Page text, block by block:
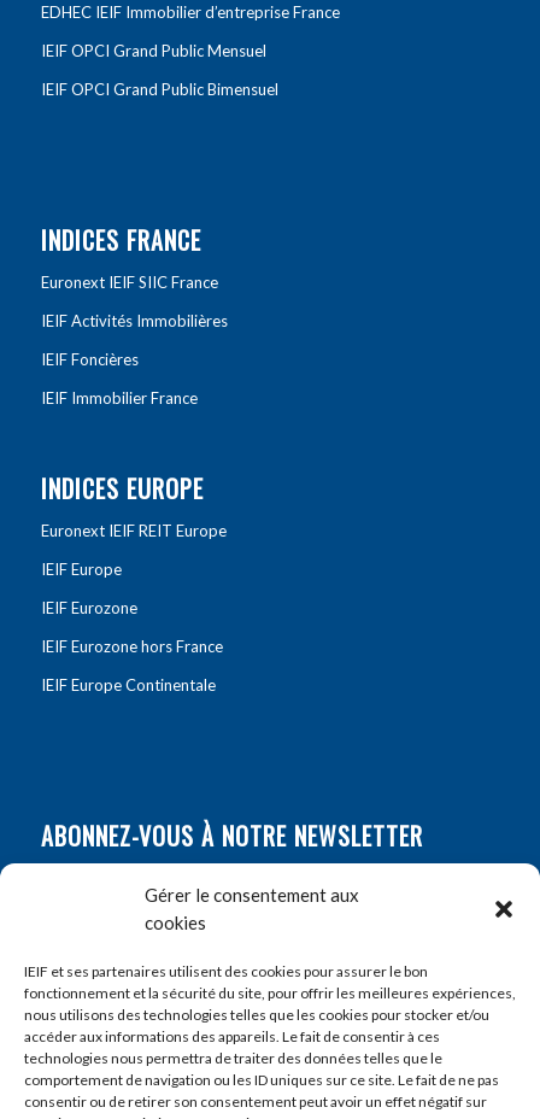
Gérer le consentement aux
cookies
IEIF et ses partenaires utilisent des cookies pour assurer le bon
fonctionnement et la sécurité du site, pour offrir les meilleures expériences,
nous utilisons des technologies telles que les cookies pour stocker et/ou
accéder aux informations des appareils. Le fait de consentir à ces
technologies nous permettra de traiter des données telles que le
comportement de navigation ou les ID uniques sur ce site. Le fait de ne pas
consentir ou de retirer son consentement peut avoir un effet négatif sur
EDHEC IEIF Immobilier d’entreprise France
IEIF OPCI Grand Public Mensuel
IEIF OPCI Grand Public Bimensuel
INDICES FRANCE
Euronext IEIF SIIC France
IEIF Activités Immobilières
IEIF Foncières
IEIF Immobilier France
INDICES EUROPE
Euronext IEIF REIT Europe
IEIF Europe
IEIF Eurozone
IEIF Eurozone hors France
IEIF Europe Continentale
ABONNEZ-VOUS À NOTRE NEWSLETTER
Prénom*
E-mail*